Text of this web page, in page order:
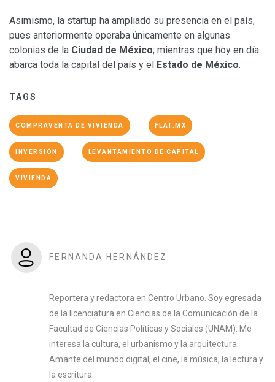
Asimismo, la startup ha ampliado su presencia en el país,
pues anteriormente operaba únicamente en algunas
colonias de la Ciudad de México; mientras que hoy en día
abarca toda la capital del país y el Estado de México.
TAGS
COMPRAVENTA DE VIVIENDA FLAT.MX
INVERSIÓN LEVANTAMIENTO DE CAPITAL
VIVIENDA
FERNANDA HERNÁNDEZ
Reportera y redactora en Centro Urbano. Soy egresada
de la licenciatura en Ciencias de la Comunicación de la
Facultad de Ciencias Políticas y Sociales (UNAM). Me
interesa la cultura, el urbanismo y la arquitectura.
Amante del mundo digital, el cine, la música, la lectura y
la escritura.